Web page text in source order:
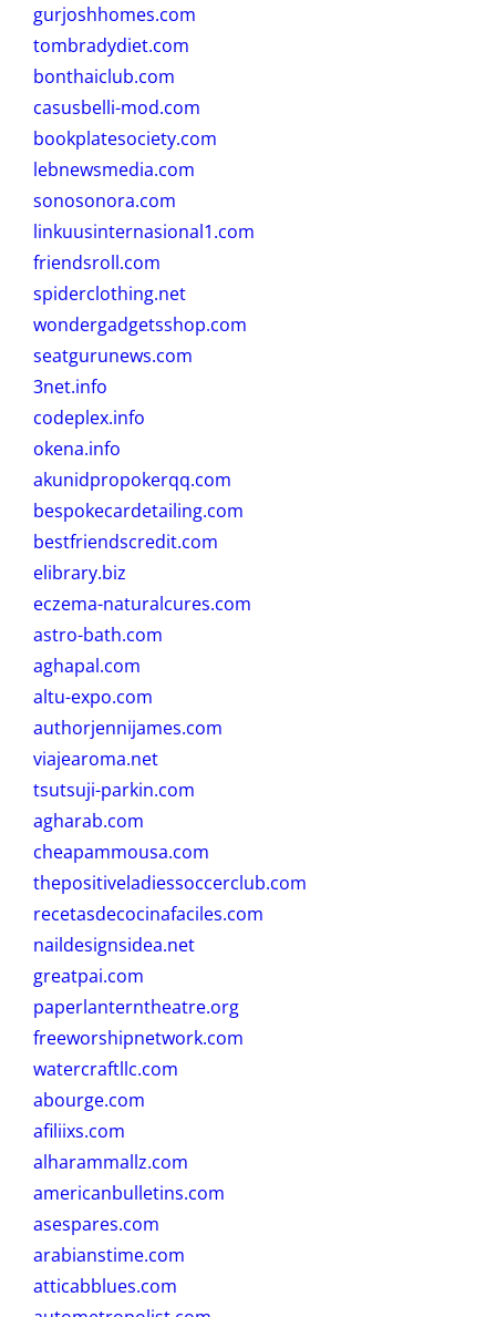
gurjoshhomes.com
tombradydiet.com
bonthaiclub.com
casusbelli-mod.com
bookplatesociety.com
lebnewsmedia.com
sonosonora.com
linkuusinternasional1.com
friendsroll.com
spiderclothing.net
wondergadgetsshop.com
seatgurunews.com
3net.info
codeplex.info
okena.info
akunidpropokerqq.com
bespokecardetailing.com
bestfriendscredit.com
elibrary.biz
eczema-naturalcures.com
astro-bath.com
aghapal.com
altu-expo.com
authorjennijames.com
viajearoma.net
tsutsuji-parkin.com
agharab.com
cheapammousa.com
thepositiveladiessoccerclub.com
recetasdecocinafaciles.com
naildesignsidea.net
greatpai.com
paperlanterntheatre.org
freeworshipnetwork.com
watercraftllc.com
abourge.com
afiliixs.com
alharammallz.com
americanbulletins.com
asespares.com
arabianstime.com
atticabblues.com